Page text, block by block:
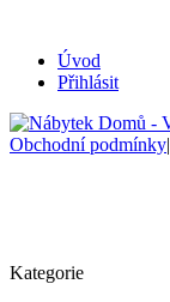
Úvod
Přihlásit
Obchodní podmínky|
Kategorie